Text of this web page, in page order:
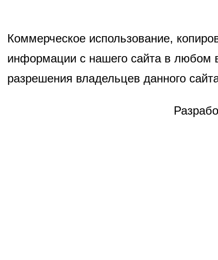
Коммерческое использование,
информации с нашего сайта в любом
разрешения владельцев данного